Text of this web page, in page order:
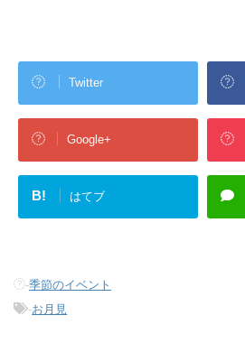
Twitter
Google+
B! はてブ
-季節のイベント
-お月見